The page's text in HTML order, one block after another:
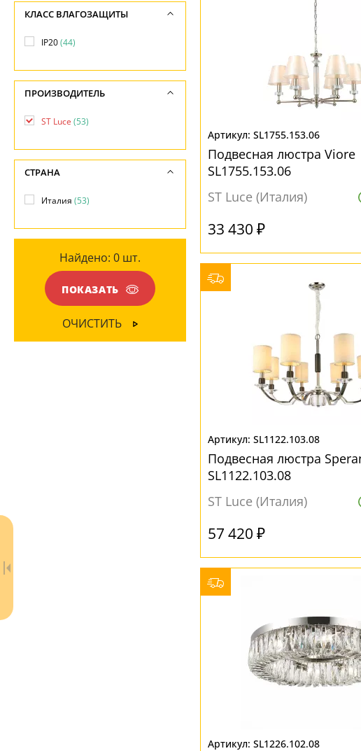
SL1755.153.06
Подвесная люстра Viore
SL1755.153.06
ST Luce (Италия)
33 430 ₽
SL1122.103.08
Подвесная люстра
SL1122.103.08
ST Luce (Италия)
57 420 ₽
SL1226.102.08
-
Диаметр, см
Длина, см
Цилиндр(23)
Шар(1)
ПОВЕРХНОСТЬ
Прозрачный(15)
Текстиль(20)
НАПРАВЛЕНИЕ
Вверх(30)
Вниз(19)
Никель(53)
Черный(4)
Металл
ПОВЕРХНОСТЬ
Глянцевый(31)
Матовый
-
Общая мощность ламп
-
Напряжение
КЛАСС ВЛАГОЗАЩИТЫ
IP20(44)
ПРОИЗВОДИТЕЛЬ
ST Luce (53)
СТРАНА
Италия (53)
Найдено: 0 шт.
ПОКАЗАТЬ
ОЧИСТИТЬ